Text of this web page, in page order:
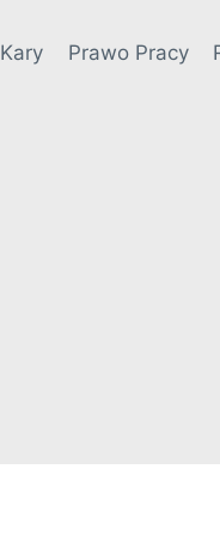
Kary Prawo Pracy